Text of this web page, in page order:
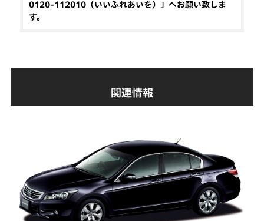
0120-112010（いいふれあいを）」へお願い致しま
す。
関連情報